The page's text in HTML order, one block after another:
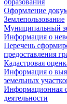
образования
Оформление
Землепользование
Муниципальный
Информация о
Перечень
предоставления
Кадастровая
Информация о
земельных
Информационная
деятельности